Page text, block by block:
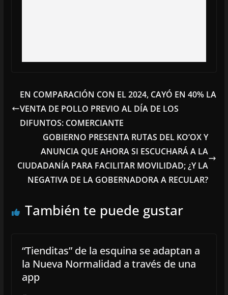
EN COMPARACIÓN CON EL 2024, CAYÓ EN 40% LA
VENTA DE POLLO PREVIO AL DÍA DE LOS
DIFUNTOS: COMERCIANTE
GOBIERNO PRESENTA RUTAS DEL KO’OX Y
ANUNCIA QUE AHORA SI ESCUCHARÁ A LA
CIUDADANÍA PARA FACILITAR MOVILIDAD; ¿Y LA
NEGATIVA DE LA GOBERNADORA A RECULAR?
También te puede gustar
“Tienditas” de la esquina se adaptan a
la Nueva Normalidad a través de una
app